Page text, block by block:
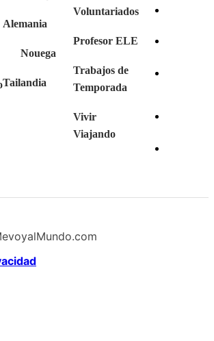
Alemania
Nouega
Tailandia
Voluntariados
Profesor ELE
Trabajos de
Temporada
Vivir
Viajando